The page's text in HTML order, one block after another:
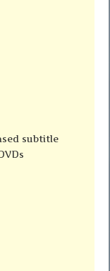
subtitle